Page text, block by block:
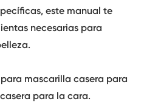
este manual te
necesarias para
para mascarilla casera para
para la cara.